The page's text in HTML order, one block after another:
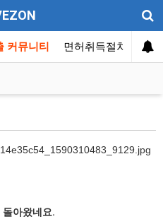
커뮤니티 면허취득절차 자
돌아왔네요.